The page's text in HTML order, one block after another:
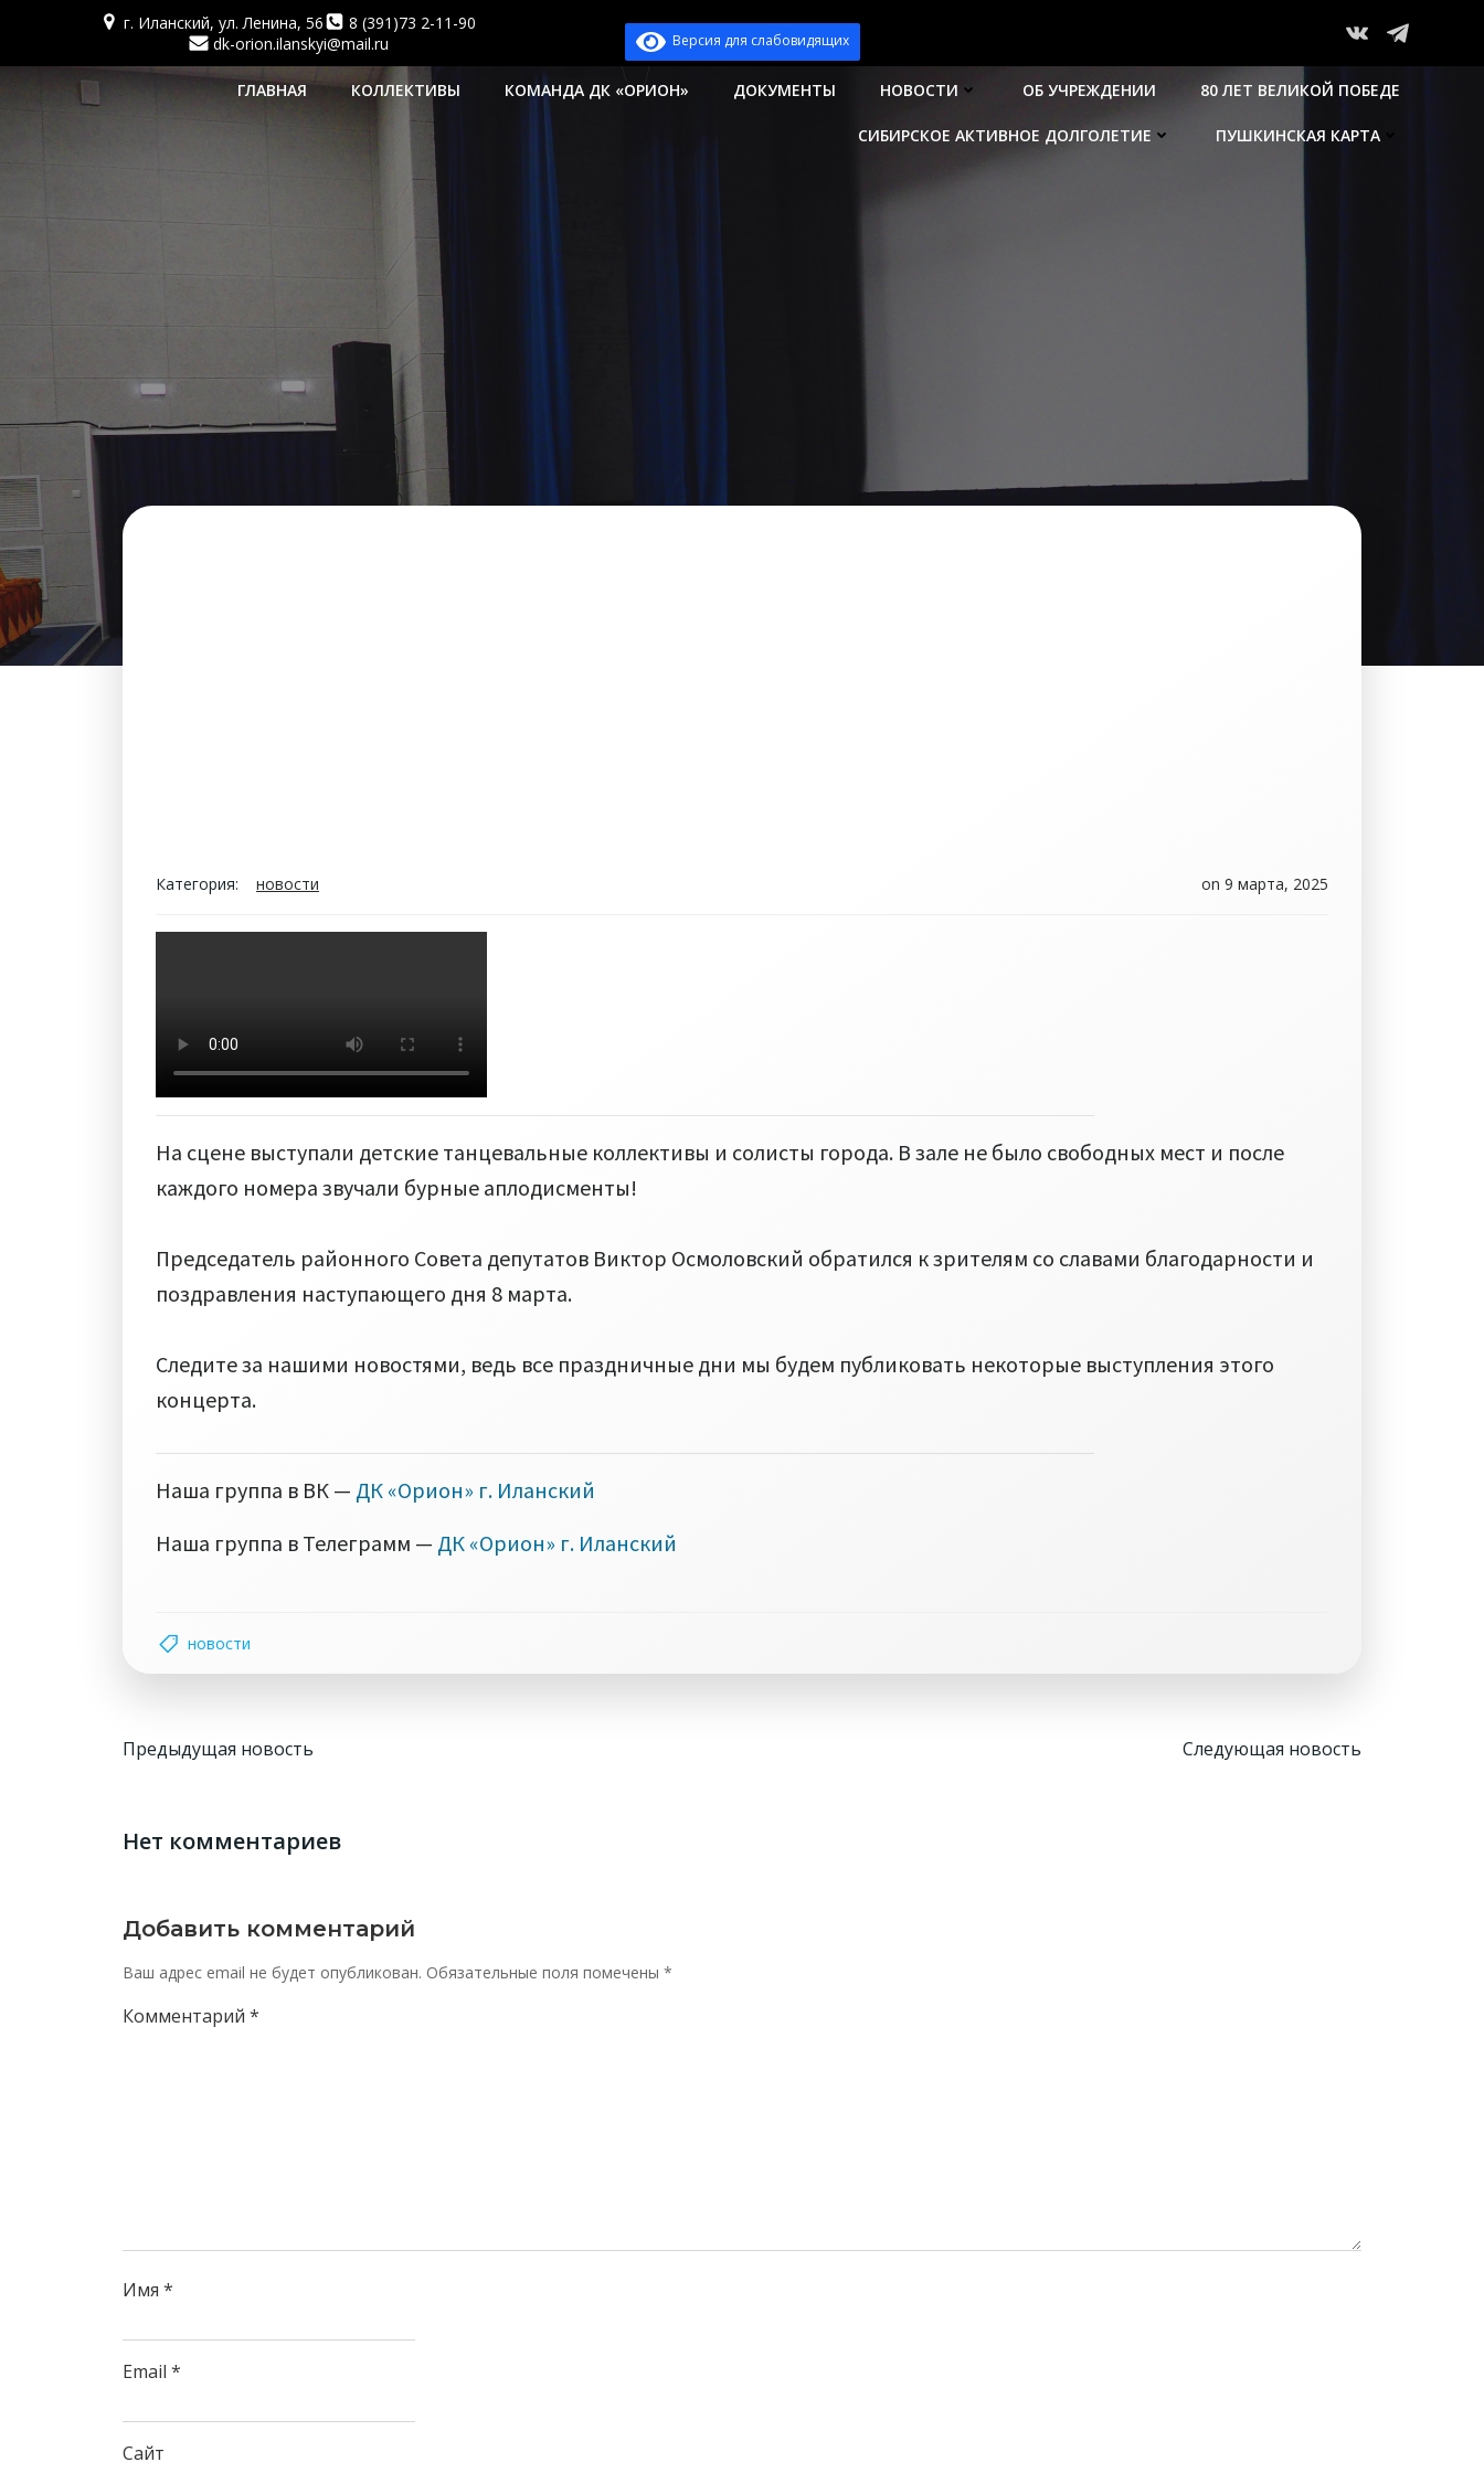
содержимому
г. Иланский, ул. Ленина, 56
8 (391)73 2-11-90
dk-orion.ilanskyi@mail.ru
Версия для слабовидящих
ГЛАВНАЯ КОЛЛЕКТИВЫ КОМАНДА ДК «ОРИОН» ДОКУМЕНТЫ НОВОСТИ ОБ УЧРЕЖДЕНИИ 80 ЛЕТ ВЕЛИКОЙ ПОБЕДЕ
СИБИРСКОЕ АКТИВНОЕ ДОЛГОЛЕТИЕ ПУШКИНСКАЯ КАРТА
Категория: новости on 9 марта, 2025
На сцене выступали детские танцевальные коллективы и солисты города. В зале не было свободных мест и после
каждого номера звучали бурные аплодисменты!
Председатель районного Совета депутатов Виктор Осмоловский обратился к зрителям со славами благодарности и
поздравления наступающего дня 8 марта.
Следите за нашими новостями, ведь все праздничные дни мы будем публиковать некоторые выступления этого
концерта.
Наша группа в ВК — ДК «Орион» г. Иланский
Наша группа в Телеграмм — ДК «Орион» г. Иланский
новости
Навигация
записям
Предыдущая новость
Навигация
Следующая новость
Нет комментариев
Добавить комментарий
Ваш адрес email не будет опубликован. Обязательные поля помечены *
Комментарий *
Имя *
Email *
Сайт